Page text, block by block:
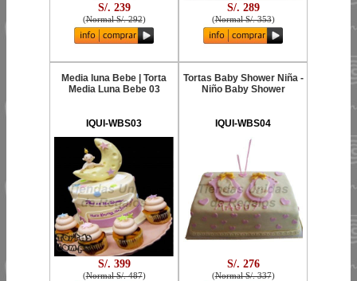
S/. 239
(Normal S/. 292)
S/. 289
(Normal S/. 353)
Media luna Bebe | Torta
Media Luna Bebe 03
IQUI-WBS03
S/. 399
(Normal S/. 487)
Tortas Baby Shower Niña -
Niño Baby Shower
IQUI-WBS04
S/. 276
(Normal S/. 337)